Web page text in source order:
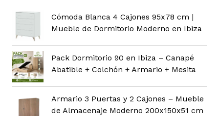
Cómoda Blanca 4 Cajones 95x78 cm |
Mueble de Dormitorio Moderno en Ibiza
Pack Dormitorio 90 en Ibiza – Canapé
Abatible + Colchón + Armario + Mesita
Armario 3 Puertas y 2 Cajones – Mueble
de Almacenaje Moderno 200x150x51 cm